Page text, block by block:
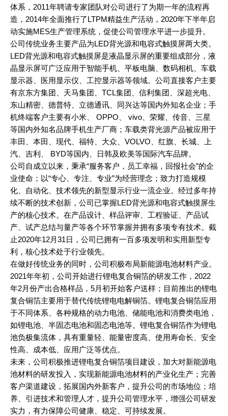
体系，2011年聘请专家团队对公司进行了为期一年的流程再
造，2014年全面推行了LTPM精益生产活动，2020年下半年启
动实施MES生产管理系统，促使公司管理水平进一步提升。
公司传统业务主要产品为LED背光源和电容式触摸屏两大类。
LED背光源和电容式触摸屏是液晶显示屏的重要组成部分，液
晶显示屏可广泛应用于智能手机、平板电脑、数码相机、车载
显示器、医用显示仪、工控显示器等领域。公司直接客户主要
有京东方集团、天马集团、TCL集团、信利集团、深超光电、
东山精密、德普特、立德通讯、同兴达等国内外知名企业；手
机终端客户主要有小米、 OPPO、 vivo、荣耀、传音、三星
等国内外知名品牌手机生产厂商；车载类背光源产品被应用于
丰田、本田、现代、福特、大众、VOLVO、红旗、长城、上
汽、吉利、 BYD等国内、日韩及欧美等国际汽车品牌。
公司自成立以来，秉承“服务客户，员工幸福，回报社会”的企
业使命；以“专心、专注、专业”为经营理念；致力打造规模
化、自动化、技术领先的新型显示行业一流企业。经过多年持
续不断的技术创新，公司已掌握LED背光源和电容式触摸屏生
产的核心技术。在产品设计、样品评审、工程验证、产品试
产、试产总结与量产等各个环节掌握并拥有多项专有技术。截
止2020年12月31日，公司已拥有一百多项发明和实用新型专
利，核心技术处于行业领先。
在做好传统业务的同时，公司积极布局新能源电池材料产业。
2021年年初，公司开始进行锂电复合铜箔的研发工作，2022
年2月份产出合格样品，5月初开始客户送样；目前推出的锂电
复合铜箔主要用于替代传统锂电电解铜箔。锂电复合铜箔应用
于不同体系、各种规格的动力电池、储能电池和消费类电池，
如锂电池、半固态电池和固态电池等。锂电复合铜箔作为锂电
池负极集流体，具有重量轻、能量密度高、使用寿命长、安全
性高、成本低、应用广泛等优点。
未来，公司积极推进锂电复合铜箔项目建设，加大对新能源电
池材料的研发投入，实现新能源电池材料的产业化生产；完善
客户渠道建设，拓展国内外新客户，提升公司的市场地位；培
养、引进技术和管理人才，提升公司管理水平，增强公司研发
实力，有力保障公司健康、稳定、可持续发展。